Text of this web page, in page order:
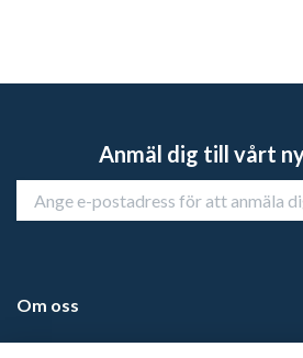
Anmäl dig till vårt
Om oss